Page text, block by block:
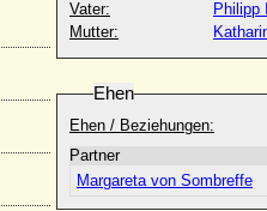
Vater:
Philipp
Mutter:
Ehen
Ehen / Beziehungen:
Partner
Margareta von Sombreffe